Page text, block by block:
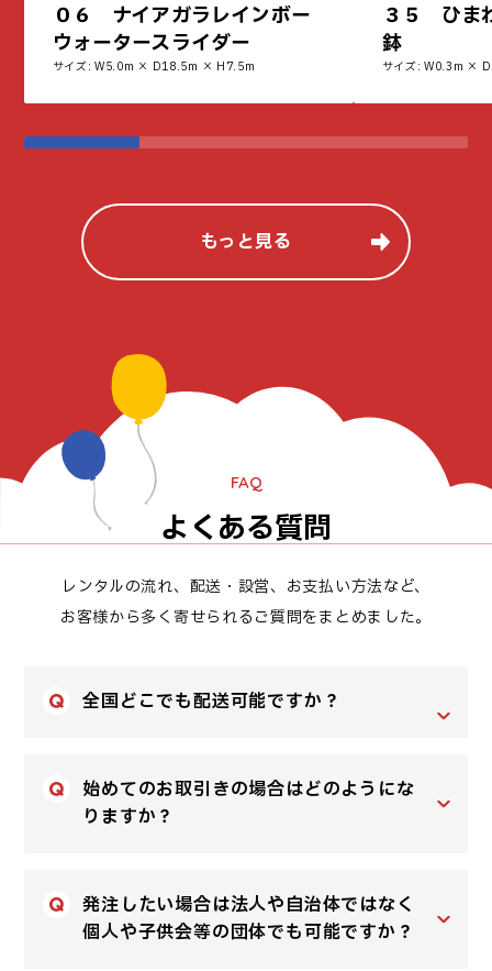
０６ ナイアガラレインボー
ウォータースライダー
サイズ: W5.0m × D18.5m × H7.5m
３５ ひま
鉢
サイズ: W0.3m ×
もっと見る
FAQ
よくある質問
レンタルの流れ、配送・設営、お支払い方法など、
お客様から多く寄せられるご質問をまとめました。
全国どこでも配送可能ですか？
始めてのお取引きの場合はどのようにな
りますか？
発注したい場合は法人や自治体ではなく
個人や子供会等の団体でも可能ですか？